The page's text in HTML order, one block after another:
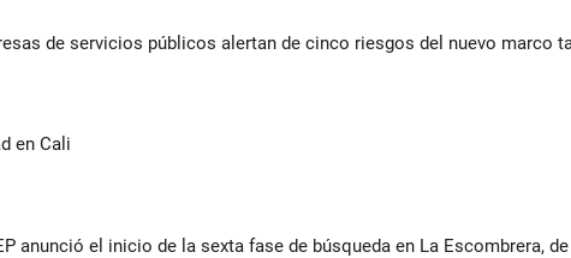
de servicios públicos alertan de cinco riesgos del nuevo marco
en Cali
anunció el inicio de la sexta fase de búsqueda en La Escombrera,